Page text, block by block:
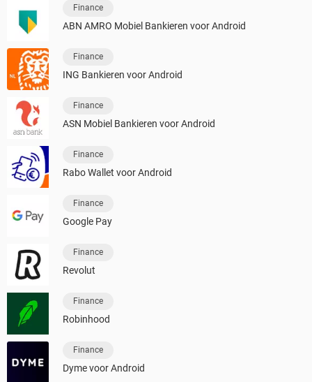
Finance
ABN AMRO Mobiel Bankieren voor Android
Finance
ING Bankieren voor Android
Finance
ASN Mobiel Bankieren voor Android
Finance
Rabo Wallet voor Android
Finance
Google Pay
Finance
Revolut
Finance
Robinhood
Finance
Dyme voor Android